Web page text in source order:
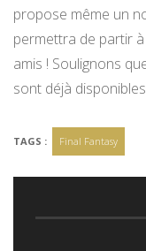
propose même un
permettra de partir
amis ! Soulignons
sont déjà
TAGS : Final Fantasy